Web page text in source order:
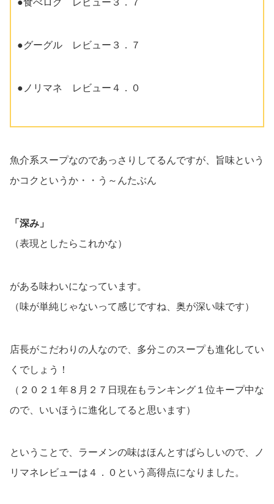
●食べログ レビュー３．７
●グーグル レビュー３．７
●ノリマネ レビュー４．０
魚介系スープなのであっさりしてるんですが、旨味という
かコクというか・・う～んたぶん
「深み」
（表現としたらこれかな）
がある味わいになっています。
（味が単純じゃないって感じですね、奥が深い味です）
店長がこだわりの人なので、多分このスープも進化してい
くでしょう！
（２０２１年８月２７日現在もランキング１位キープ中な
ので、いいほうに進化してると思います）
ということで、ラーメンの味はほんとすばらしいので、ノ
リマネレビューは４．０という高得点になりました。